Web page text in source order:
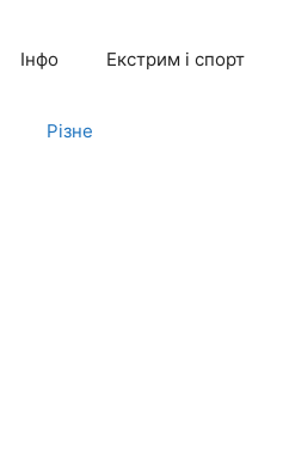
Інфо Екстрим і спорт
Різне